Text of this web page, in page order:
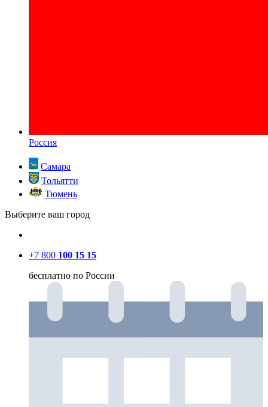
Россия
Самара
Тольятти
Тюмень
Выберите ваш город
+7 800 100 15 15
бесплатно по России